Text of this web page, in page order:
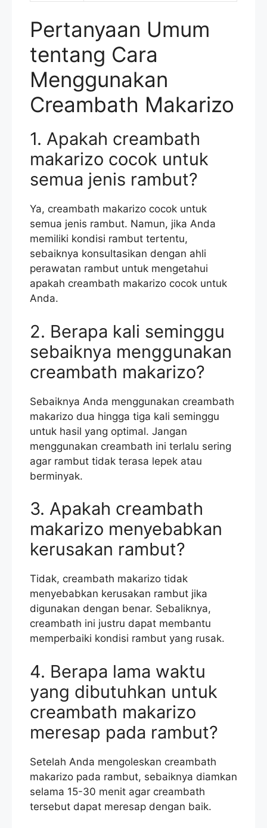
Pertanyaan Umum
tentang Cara
Menggunakan
Creambath Makarizo
1. Apakah creambath
makarizo cocok untuk
semua jenis rambut?
Ya, creambath makarizo cocok untuk
semua jenis rambut. Namun, jika Anda
memiliki kondisi rambut tertentu,
sebaiknya konsultasikan dengan ahli
perawatan rambut untuk mengetahui
apakah creambath makarizo cocok untuk
Anda.
2. Berapa kali seminggu
sebaiknya menggunakan
creambath makarizo?
Sebaiknya Anda menggunakan creambath
makarizo dua hingga tiga kali seminggu
untuk hasil yang optimal. Jangan
menggunakan creambath ini terlalu sering
agar rambut tidak terasa lepek atau
berminyak.
3. Apakah creambath
makarizo menyebabkan
kerusakan rambut?
Tidak, creambath makarizo tidak
menyebabkan kerusakan rambut jika
digunakan dengan benar. Sebaliknya,
creambath ini justru dapat membantu
memperbaiki kondisi rambut yang rusak.
4. Berapa lama waktu
yang dibutuhkan untuk
creambath makarizo
meresap pada rambut?
Setelah Anda mengoleskan creambath
makarizo pada rambut, sebaiknya diamkan
selama 15-30 menit agar creambath
tersebut dapat meresap dengan baik.